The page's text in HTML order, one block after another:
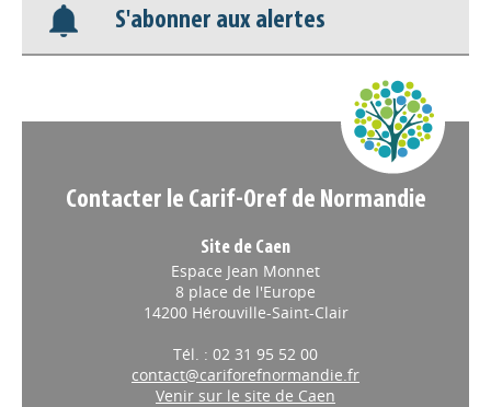
Nos veilles Scoop.it
S'abonner aux alertes
Contacter le Carif-Oref de Normandie
Site de Caen
Espace Jean Monnet
8 place de l'Europe
14200 Hérouville-Saint-Clair
Tél. : 02 31 95 52 00
contact@cariforefnormandie.fr
Venir sur le site de Caen